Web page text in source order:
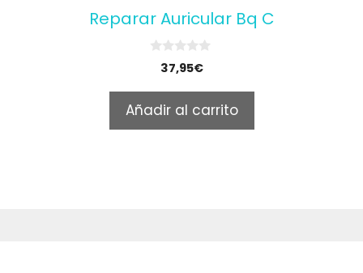
Reparar Auricular Bq C
o
f
5
37,95€
Añadir al carrito